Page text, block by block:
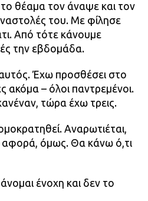
θέαμα τον άναψε και τον
του. Με φίλησε
Από τότε κάνουμε
την εβδομάδα.
Έχω προσθέσει στο
ακόμα – όλοι παντρεμένοι.
τώρα έχω τρεις.
Αναρωτιέται,
αφορά, όμως. Θα κάνω ό,τι
ένοχη και δεν το